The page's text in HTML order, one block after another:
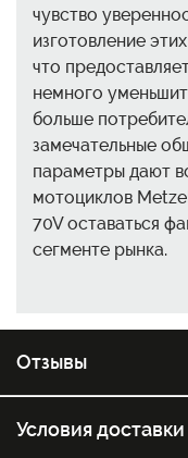
чувство
изготовление
что
немного
больше
замечательные
параметры дают
мотоциклов
70V оставаться
сегменте рынка.
Отзывы
Условия доставки